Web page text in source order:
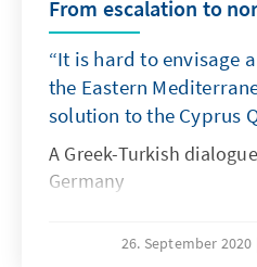
From escalation to
“It is hard to envisage
the Eastern
solution to the Cyprus
A Greek-Turkish
Germany
26. September 2020